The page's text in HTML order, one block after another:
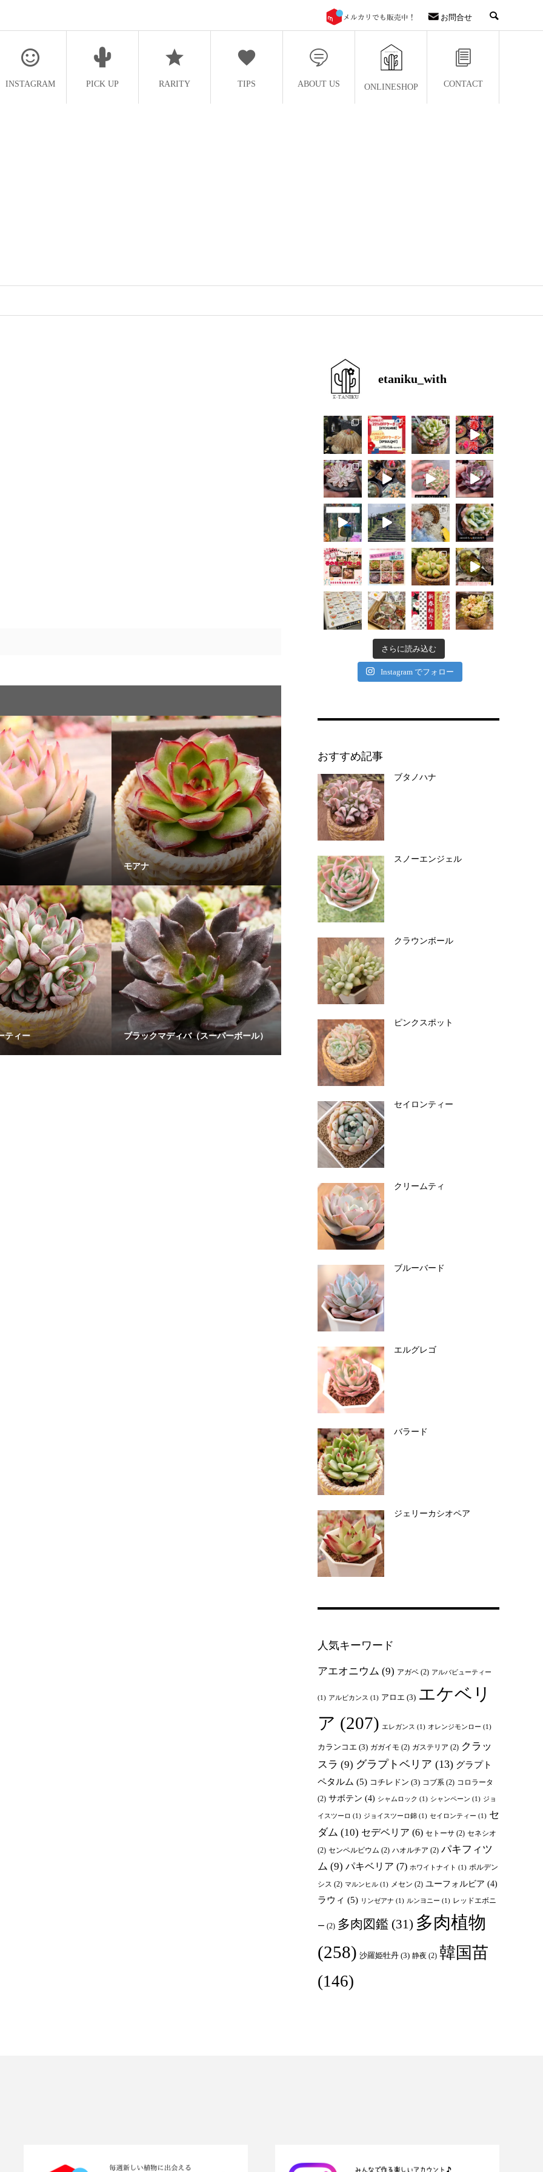
お問合せ
INSTAGRAM PICK UP RARITY TIPS ABOUT US ONLINESHOP CONTACT
モアナ
ティー ブラックマディバ（スーパーボール）
etaniku_with
さらに読み込む
Instagram でフォロー
おすすめ記事
ブタノハナ
スノーエンジェル
クラウンボール
ピンクスポット
セイロンティー
クリームティ
ブルーバード
エルグレゴ
バラード
ジェリーカシオペア
人気キーワード
アエオニウム (9) アガベ (2) アルバビューティー
(1) アルビカンス (1) アロエ (3) エケベリ
ア (207) エレガンス (1) オレンジモンロー (1)
カランコエ (3) ガガイモ (2) ガステリア (2) クラッ
スラ (9) グラプトベリア (13) グラプト
ペタルム (5) コチレドン (3) コブ系 (2) コロラータ
(2) サボテン (4) シャムロック (1) シャンペーン (1) ジョ
イスツーロ (1) ジョイスツーロ錦 (1) セイロンティー (1) セ
ダム (10) セデベリア (6) セトーサ (2) セネシオ
(2) センペルビウム (2) ハオルチア (2) パキフィツ
ム (9) パキベリア (7) ホワイトナイト (1) ポルデン
シス (2) マルンヒル (1) メセン (2) ユーフォルビア (4)
ラウィ (5) リンゼアナ (1) ルンヨニー (1) レッドエボニ
ー (2) 多肉図鑑 (31) 多肉植物
(258) 沙羅姫牡丹 (3) 静夜 (2) 韓国苗
(146)